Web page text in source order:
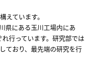
えています。
県にある玉川工場内にあ
行っています。研究部では
ており、最先端の研究を行